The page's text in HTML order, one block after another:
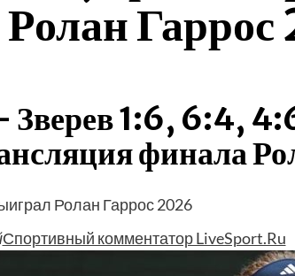
Зверев 1:6, 6:4,
финала
Ролан Гаррос 2026
Спортивный комментатор LiveSport.Ru